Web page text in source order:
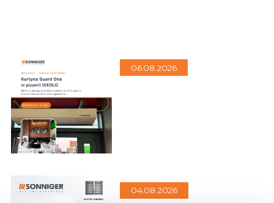
06.08.2026
04.08.2026